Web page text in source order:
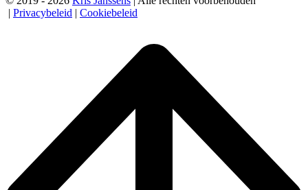
| Privacybeleid | Cookiebeleid